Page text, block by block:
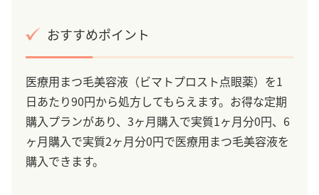
おすすめポイント
医療用まつ毛美容液（ビマトプロスト点眼薬）を1
日あたり90円から処方してもらえます。お得な定期
購入プランがあり、3ヶ月購入で実質1ヶ月分0円、6
ヶ月購入で実質2ヶ月分0円で医療用まつ毛美容液を
購入できます。